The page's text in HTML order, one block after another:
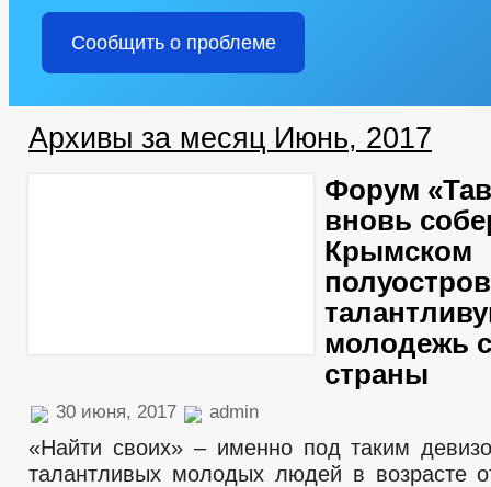
Сообщить о проблеме
Архивы за месяц Июнь, 2017
Форум
вновь
Крымском
молодежь
страны
30 июня, 2017 admin
«Найти своих» – именно под таким
талантливых молодых людей в возрасте